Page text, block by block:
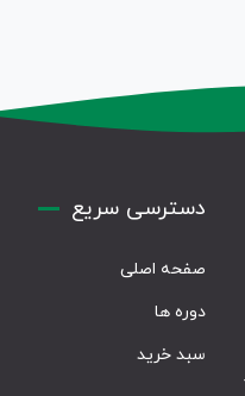
دسترسی سریع
صفحه اصلی
دوره ها
سبد خرید